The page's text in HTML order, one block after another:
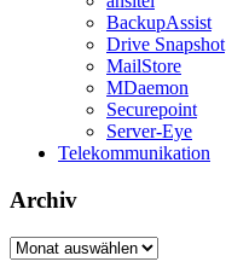
BackupAssist
Drive Snapshot
MailStore
MDaemon
Securepoint
Server-Eye
Telekommunikation
Archiv
Archiv